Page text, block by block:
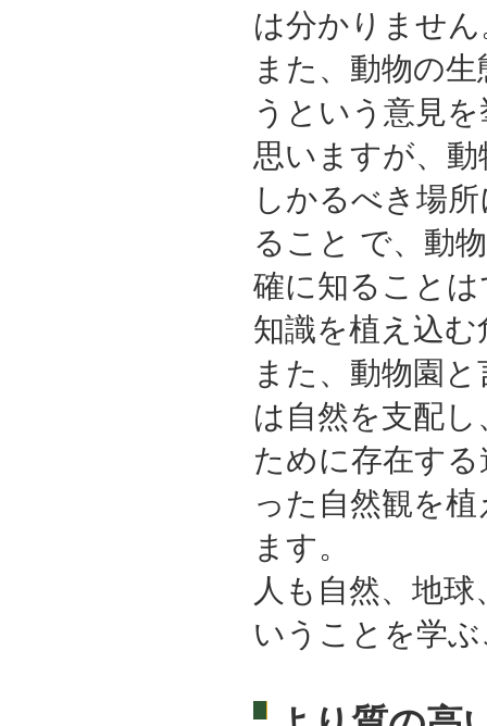
は分かりません
また、動物の
うという意見
思いますが、
しかるべき場
ること で、動
確に知ること
知識を植え込
また、動物園
は自然を支配
ために存在す
った自然観を
ます。
人も自然、地
いうことを学